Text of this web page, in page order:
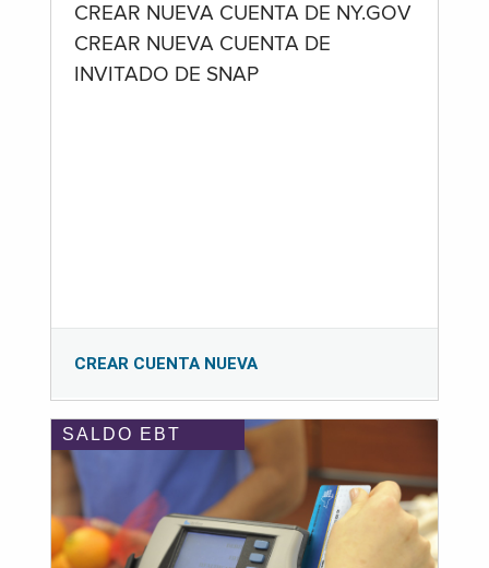
CREAR NUEVA CUENTA DE NY.GOV
CREAR NUEVA CUENTA DE
INVITADO DE SNAP
CREAR CUENTA NUEVA
SALDO EBT